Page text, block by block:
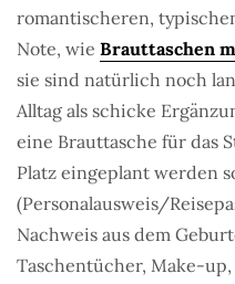
romantischeren,
Note, wie Brauttaschen
sie sind natürlich noch
Alltag als schicke
eine Brauttasche für das
Platz eingeplant werden
(Personalausweis/
Nachweis aus dem
Taschentücher, Make-